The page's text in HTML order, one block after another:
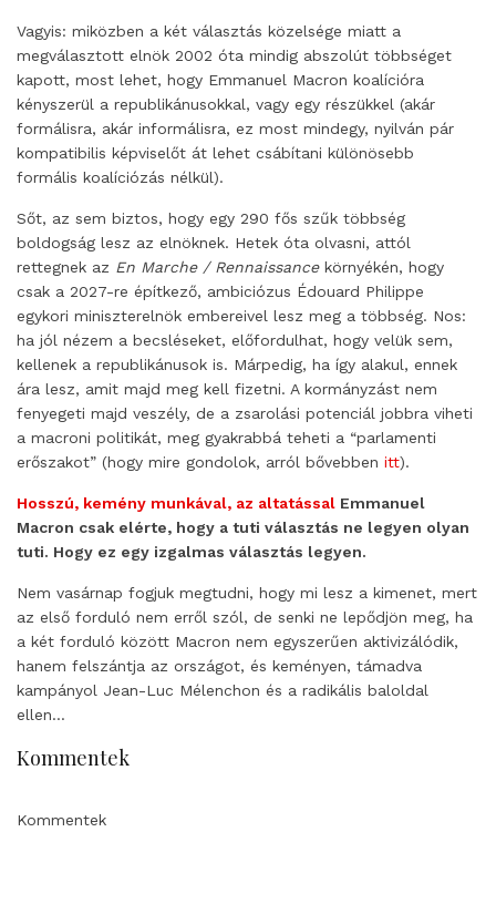
Vagyis: miközben a két választás közelsége miatt a
megválasztott elnök 2002 óta mindig abszolút többséget
kapott, most lehet, hogy Emmanuel Macron koalícióra
kényszerül a republikánusokkal, vagy egy részükkel (akár
formálisra, akár informálisra, ez most mindegy, nyilván pár
kompatibilis képviselőt át lehet csábítani különösebb
formális koalíciózás nélkül).
Sőt, az sem biztos, hogy egy 290 fős szűk többség
boldogság lesz az elnöknek. Hetek óta olvasni, attól
rettegnek az En Marche / Rennaissancekörnyékén, hogy
csak a 2027-re építkező, ambiciózus Édouard Philippe
egykori miniszterelnök embereivel lesz meg a többség. Nos:
ha jól nézem a becsléseket, előfordulhat, hogy velük sem,
kellenek a republikánusok is. Márpedig, ha így alakul, ennek
ára lesz, amit majd meg kell fizetni. A kormányzást nem
fenyegeti majd veszély, de a zsarolási potenciál jobbra viheti
a macroni politikát, meg gyakrabbá teheti a “parlamenti
erőszakot” (hogy mire gondolok, arról bővebben itt).
Hosszú, kemény munkával, az altatással Emmanuel
Macron csak elérte, hogy a tuti választás ne legyen olyan
tuti. Hogy ez egy izgalmas választás legyen.
Nem vasárnap fogjuk megtudni, hogy mi lesz a kimenet, mert
az első forduló nem erről szól, de senki ne lepődjön meg, ha
a két forduló között Macron nem egyszerűen aktivizálódik,
hanem felszántja az országot, és keményen, támadva
kampányol Jean-Luc Mélenchon és a radikális baloldal
ellen…
Kommentek
Kommentek